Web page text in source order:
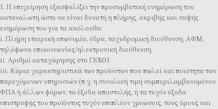
1. Η επιχείρηση εξασφαλίζει την προσυμβατική ενημέρωση του
καταναλωτή ώστε να είναι δυνατή η πλήρης, ακριβής και σαφής
ενημέρωση του για τα ακόλουθα:
i. Πλήρη εταιρική επωνυμία, έδρα, ταχυδρομική διεύθυνση, ΑΦΜ,
τηλέφωνα επικοινωνίας/ηλεκτρονική διεύθυνση.
ii. Αριθμό καταχώρησης στο ΓΕΜΗ.
iii. Κύρια χαρακτηριστικά των προϊόντων που πωλεί και ποιότητα των
παρεχόμενων υπηρεσιών (π.χ. η συνολική τιμή συμπεριλαμβανομένου
ΦΠΑ ή άλλων φόρων, τα έξοδα αποστολής, ή τα τυχόν έξοδα
επιστροφής του προϊόντος τυχόν επιπλέον χρεώσεις, τους όρους και